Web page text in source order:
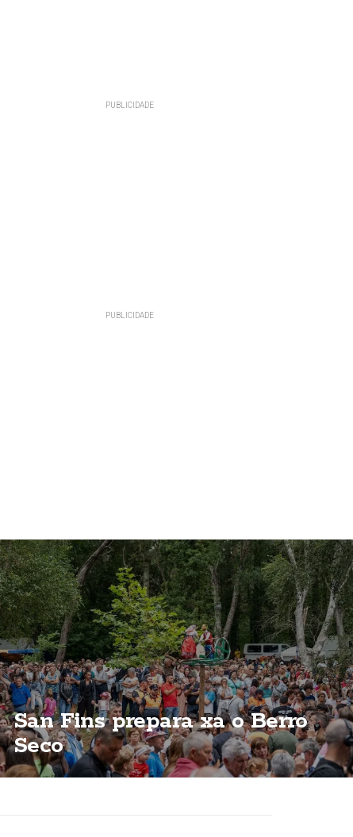
San Fins prepara xa o Berro
Seco